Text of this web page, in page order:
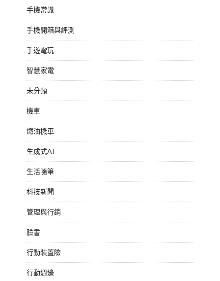
手機常識
手機開箱與評測
手遊電玩
智慧家電
未分類
機車
燃油機車
生成式AI
生活隨筆
科技新聞
管理與行銷
臉書
行動裝置險
行動週邊